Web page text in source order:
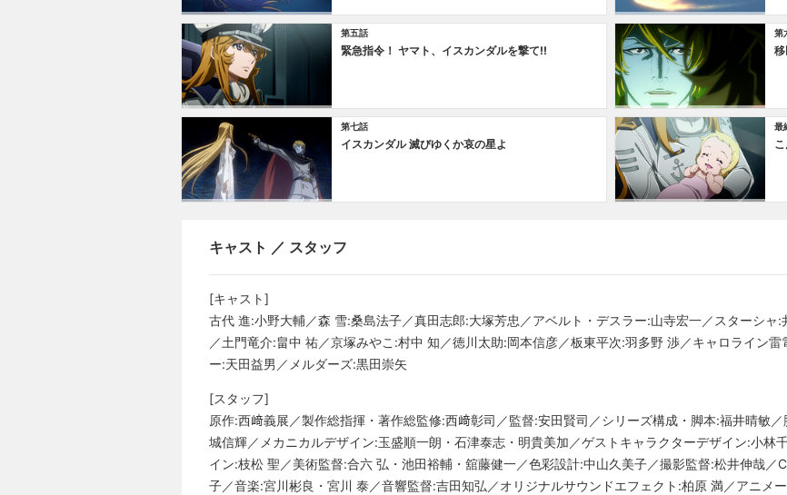
第五話
緊急指令！ ヤマト、イスカンダルを撃て!!
第
第七話
イスカンダル 滅びゆくか哀の星よ
最
キャスト ／ スタッフ
[キャスト]
古代 進:小野大輔／森 雪:桑島法子／真田志郎:大塚芳忠／アベルト・デスラー:山寺宏一／スターシャ
／土門竜介:畠中 祐／京塚みやこ:村中 知／徳川太助:岡本信彦／板東平次:羽多野 渉／キャロライン
ー:天田益男／メルダーズ:黒田崇矢
[スタッフ]
原作:西﨑義展／製作総指揮・著作総監修:西﨑彰司／監督:安田賢司／シリーズ構成・脚本:福井晴敏
城信輝／メカニカルデザイン:玉盛順一朗・石津泰志・明貴美加／ゲストキャラクターデザイン:小林
イン:枝松 聖／美術監督:合六 弘・池田裕輔・舘藤健一／色彩設計:中山久美子／撮影監督:松井伸哉／
子／音楽:宮川彬良・宮川 泰／音響監督:吉田知弘／オリジナルサウンドエフェクト:柏原 満／アニメ